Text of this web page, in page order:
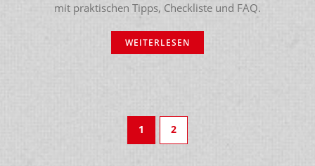
mit praktischen Tipps, Checkliste und FAQ.
WEITERLESEN
1 2